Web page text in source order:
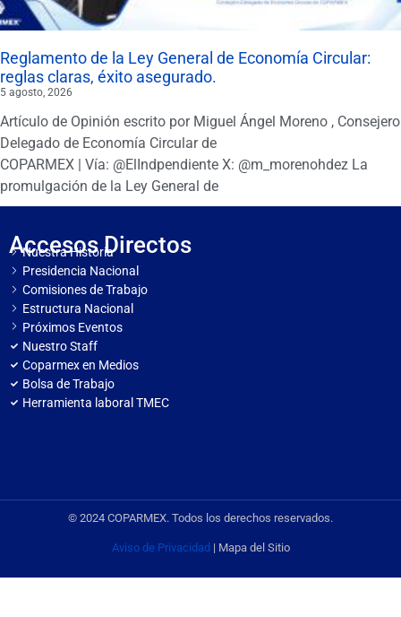
Reglamento de la Ley General de Economía Circular:
reglas claras, éxito asegurado.
5 agosto, 2026
Artículo de Opinión escrito por Miguel Ángel Moreno , Consejero
Delegado de Economía Circular de
COPARMEX | Vía: @ElIndpendiente X: @m_morenohdez La
promulgación de la Ley General de
Accesos Directos
Nuestra Historia
Presidencia Nacional
Comisiones de Trabajo
Estructura Nacional
Próximos Eventos
Nuestro Staff
Coparmex en Medios
Bolsa de Trabajo
Herramienta laboral TMEC
© 2024 COPARMEX. Todos los derechos reservados.
Aviso de Privacidad| Mapa del Sitio